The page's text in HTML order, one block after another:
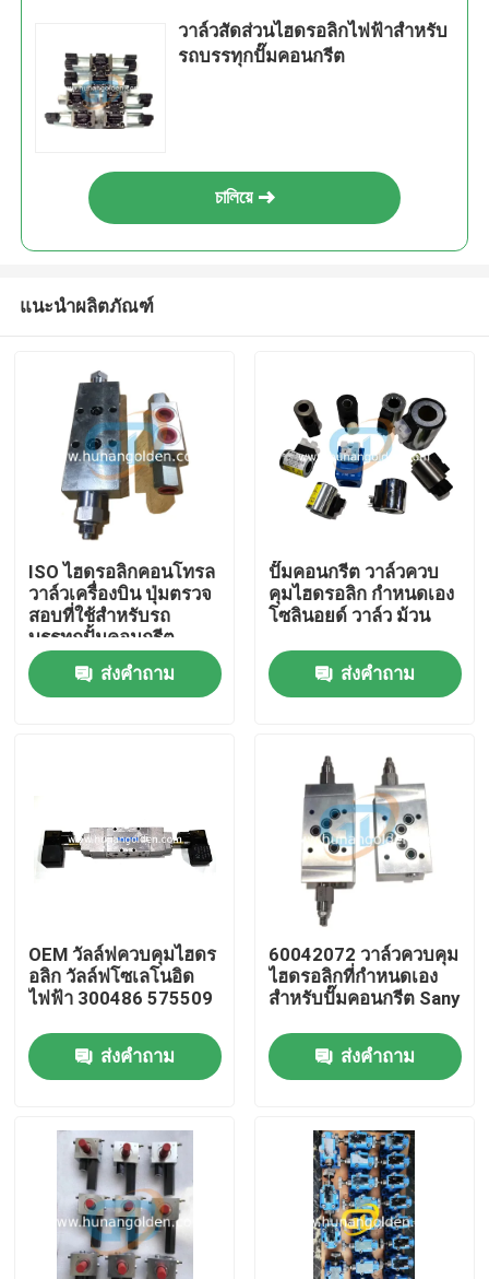
บ้าน
ทัวร์โรงงาน
ติดต่อเรา
ขอใบเสนอราคา
อะไหล่ปั๊มคอนกรีต
ท่อส่งปั๊มคอนกรีต
วาล์วสัดส่วนไฮดรอลิกไฟฟ้าสําหรับ
รถบรรทุกปั๊มคอนกรีต
চালিয়ে
แนะนำผลิตภัณฑ์
ISO ไฮดรอลิกคอนโทรล
วาล์วเครื่องบิน ปุ่มตรวจ
สอบที่ใช้สําหรับรถ
บรรทุกปั้มคอนกรีต
ส่งคำถาม
ปั๊มคอนกรีต วาล์วควบ
คุมไฮดรอลิก กำหนดเอง
โซลินอยด์ วาล์ว ม้วน
ส่งคำถาม
OEM วัลล์ฟควบคุมไฮดร
อลิก วัลล์ฟโซเลโนอิด
ไฟฟ้า 300486 575509
ส่งคำถาม
60042072 วาล์วควบคุม
ไฮดรอลิกที่กําหนดเอง
สําหรับปั๊มคอนกรีต Sany
ส่งคำถาม